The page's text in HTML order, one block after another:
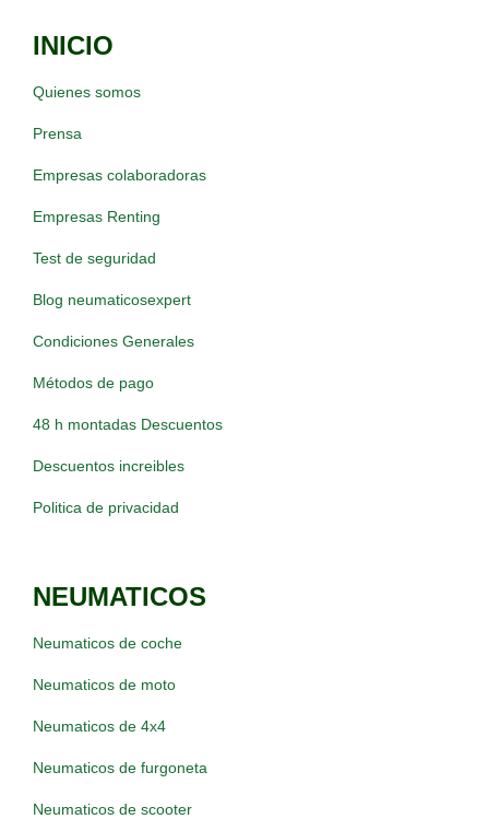
INICIO
Quienes somos
Prensa
Empresas colaboradoras
Empresas Renting
Test de seguridad
Blog neumaticosexpert
Condiciones Generales
Métodos de pago
48 h montadas Descuentos
Descuentos increibles
Politica de privacidad
NEUMATICOS
Neumaticos de coche
Neumaticos de moto
Neumaticos de 4x4
Neumaticos de furgoneta
Neumaticos de scooter